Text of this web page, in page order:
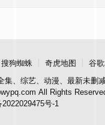
搜狗蜘蛛 奇虎地图 谷
集、综艺、动漫、最新未删
All Rights
号-1